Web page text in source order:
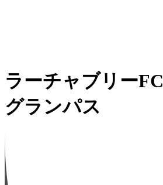
ラーチャブリーFC
グランパス